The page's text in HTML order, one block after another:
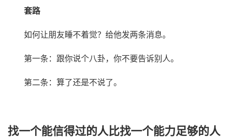
套路
如何让朋友睡不着觉？给他发两条消息。
第一条：跟你说个八卦，你不要告诉别人。
第二条：算了还是不说了。
找一个能信得过的人比找一个能力足够的人